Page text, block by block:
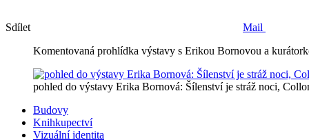
Sdílet
Mail
Komentovaná prohlídka výstavy s Erikou Bornovou a
pohled do výstavy Erika Bornová: Šílenství je stráž noci,
Budovy
Knihkupectví
Vizuální identita